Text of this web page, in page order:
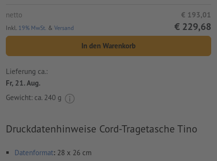
netto € 193,01
Inkl. 19% MwSt. & Versand € 229,68
In den Warenkorb
Lieferung ca.:
Fr, 21. Aug.
Gewicht: ca. 240 g
Druckdatenhinweise Cord-Tragetasche Tino
Datenformat: 28 x 26 cm